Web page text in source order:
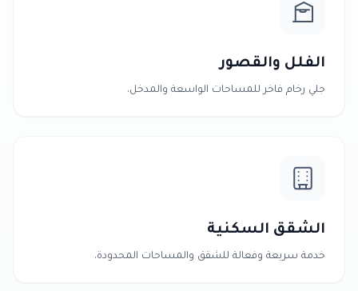
الفلل والقصور
جلي رخام فاخر للمساحات الواسعة والمدخل.
الشقق السكنية
خدمة سريعة وفعالة للشقق والمساحات المحدودة.